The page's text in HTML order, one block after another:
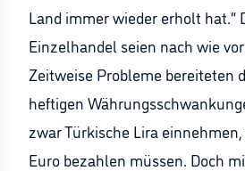
Land immer wieder erholt hat.“
Einzelhandel seien nach wie
Zeitweise Probleme bereiteten
heftigen
zwar Türkische Lira
Euro bezahlen müssen. Doch